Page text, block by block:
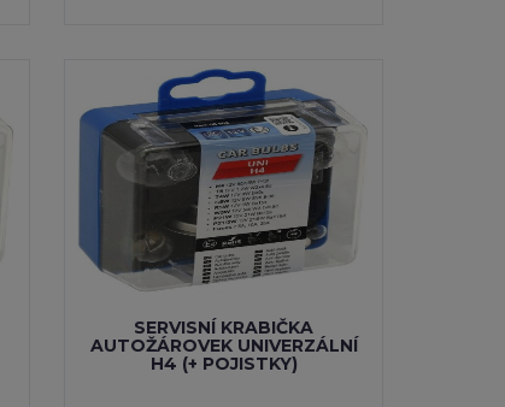
SERVISNÍ KRABIČKA
AUTOŽÁROVEK UNIVERZÁLNÍ
H4 (+ POJISTKY)